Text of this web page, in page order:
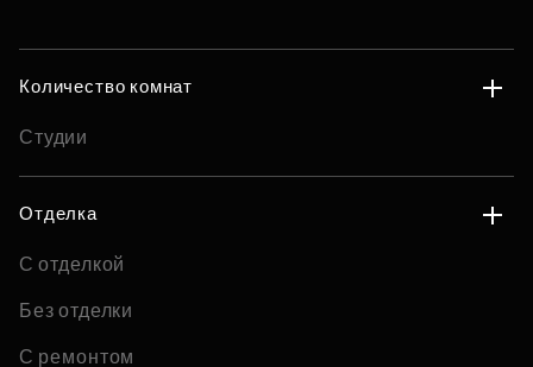
Количество комнат
Студии
Отделка
С отделкой
Без отделки
С ремонтом